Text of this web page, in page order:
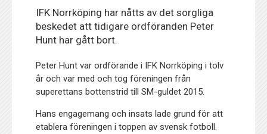
IFK Norrköping har nåtts av det sorgliga
beskedet att tidigare ordföranden Peter
Hunt har gått bort.
Peter Hunt var ordförande i IFK Norrköping i tolv
år och var med och tog föreningen från
superettans bottenstrid till SM-guldet 2015.
Hans engagemang och insats lade grund för att
etablera föreningen i toppen av svensk fotboll.